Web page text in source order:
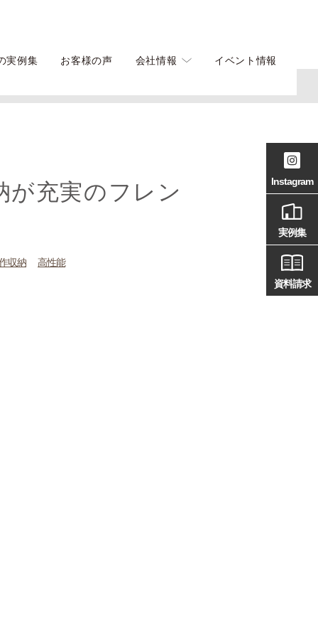
実例集 お客様の声 会社情報 イベント情報
充実のフレン
収納 高性能
Instagram
実例集
資料請求